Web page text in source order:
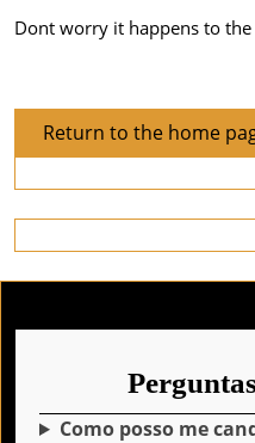
Dont worry it happens to the
Return to the home
Como posso me